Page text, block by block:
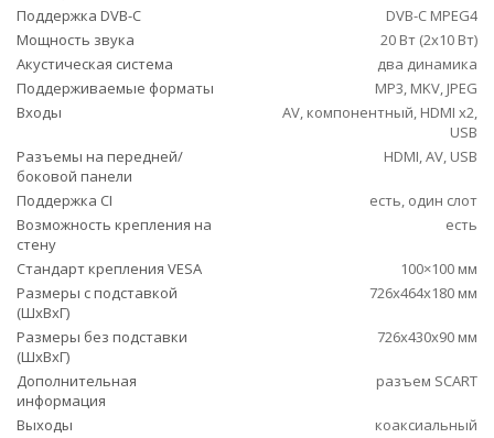
Поддержка DVB-C
DVB-C MPEG4
Мощность звука
20 Вт (2х10 Вт)
Акустическая система
два динамика
Поддерживаемые форматы
MP3, MKV, JPEG
Входы
AV, компонентный, HDMI x2,
USB
Разъемы на передней/
боковой панели
HDMI, AV, USB
Поддержка CI
есть, один слот
Возможность крепления на
стену
есть
Стандарт крепления VESA
100×100 мм
Размеры с подставкой
(ШxВxГ)
726x464x180 мм
Размеры без подставки
(ШxВxГ)
726x430x90 мм
Дополнительная
информация
разъем SCART
Выходы
коаксиальный